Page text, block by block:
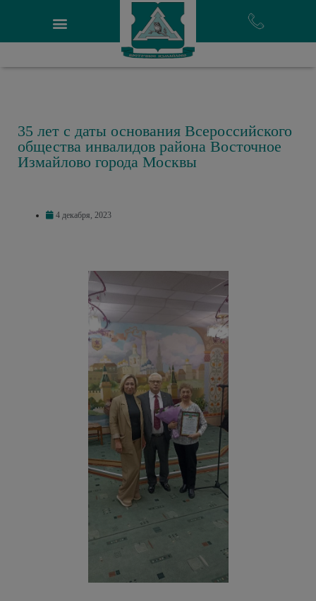
35 лет с даты основания Всероссийского
общества инвалидов района Восточное
Измайлово города Москвы
4 декабря, 2023